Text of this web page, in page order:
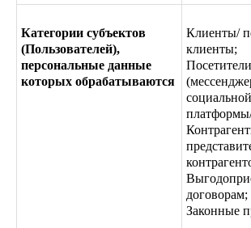
Категории субъектов
(Пользователей),
персональные данные
которых обрабатываются
Клиенты/
клиенты;
договорам;
Законные